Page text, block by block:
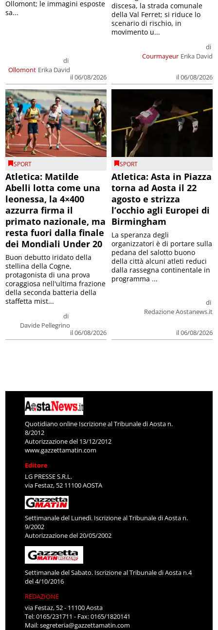
Ollomont
di
Erika David
il 06/08/2026
Ollomont; le immagini esposte
sa...
Courmayeur
di
Erika David
il 06/08/2026
discesa, la strada comunale
della Val Ferret; si riduce lo
scenario di rischio, in
movimento u...
SPORT
Atletica: Matilde
Abelli lotta come una
leonessa, la 4×400
azzurra firma il
primato nazionale, ma
resta fuori dalla finale
dei Mondiali Under 20
di
Davide Pellegrino
il 06/08/2026
Buon debutto iridato della
stellina della Cogne,
protagonista di una prova
coraggiosa nell'ultima frazione
della seconda batteria della
staffetta mist...
SPORT
Atletica: Asta in Piazza
torna ad Aosta il 22
agosto e strizza
l’occhio agli Europei di
Birmingham
di
Redazione Aostanews.it
il 06/08/2026
La speranza degli
organizzatori è di portare sulla
pedana del salotto buono
della città alcuni atleti reduci
dalla rassegna continentale in
programma ...
Quotidiano online Iscrizione al Tribunale di Aosta n.
8/2012
Autorizzazione del 13/12/2012
www.gazzettamatin.com
Editore
LG PRESSE S.R.L.
via Festaz, 52 11100 AOSTA
Settimanale del Lunedì. Iscrizione al Tribunale di Aosta n.
9/2002
Autorizzazione del 20/05/2002
Settimanale del Sabato. Iscrizione al Tribunale di Aosta n.4
del 4/10/2016
REDAZIONE
via Festaz, 52 - 11100 Aosta
Tel: 0165/231711 - Fax: 0165/1820141
Mail:segreteria@gazzettamatin.com